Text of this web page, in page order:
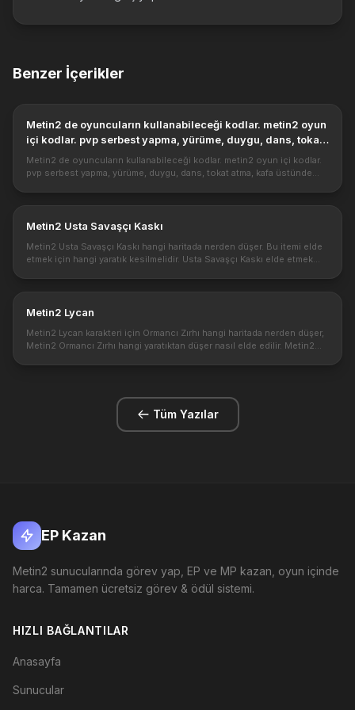
Benzer İçerikler
Metin2 de oyuncuların kullanabileceği kodlar. metin2 oyun
içi kodlar. pvp serbest yapma, yürüme, duygu, dans, tokat
atma, kafa üstünde işaret çıkarma gibi kodları içerir.
Metin2 de oyuncuların kullanabileceği kodlar. metin2 oyun içi kodlar.
pvp serbest yapma, yürüme, duygu, dans, tokat atma, kafa üstünde
Metin2 Usta Savaşçı Kaskı
Metin2 Usta Savaşçı Kaskı hangi haritada nerden düşer. Bu itemi elde
etmek için hangi yaratık kesilmelidir. Usta Savaşçı Kaskı elde etmek
Metin2 Lycan
Metin2 Lycan karakteri için Ormancı Zırhı hangi haritada nerden düşer,
Metin2 Ormancı Zırhı hangi yaratıktan düşer nasıl elde edilir. Metin2
Tüm Yazılar
EP Kazan
Metin2 sunucularında görev yap, EP ve MP kazan, oyun içinde
harca. Tamamen ücretsiz görev & ödül sistemi.
HIZLI BAĞLANTILAR
Anasayfa
Sunucular